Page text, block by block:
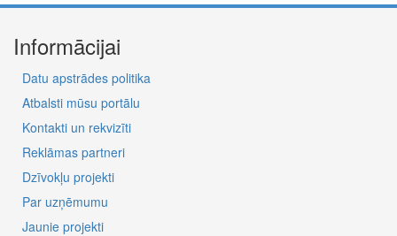
Informācijai
Datu apstrādes politika
Atbalsti mūsu portālu
Kontakti un rekvizīti
Reklāmas partneri
Dzīvokļu projekti
Par uzņēmumu
Jaunie projekti